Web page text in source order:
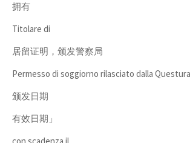
拥有
Titolare di
居留证明，颁发警察局
Permesso di soggiorno rilasciato dalla
颁发日期
有效日期」